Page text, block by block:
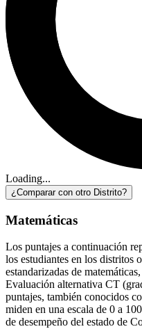
Loading...
¿Comparar con otro Distrito?
Matemáticas
Los puntajes a continuación
los estudiantes en los distritos
estandarizadas de
Evaluación alternativa CT
puntajes, también conocidos
miden en una escala de 0 a
de desempeño del estado de